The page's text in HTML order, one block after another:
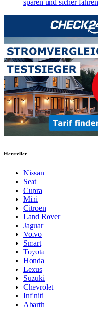
sparen und sicher fahren
Hersteller
Nissan
Seat
Cupra
Mini
Citroen
Land Rover
Jaguar
Volvo
Smart
Toyota
Honda
Lexus
Suzuki
Chevrolet
Infiniti
Abarth